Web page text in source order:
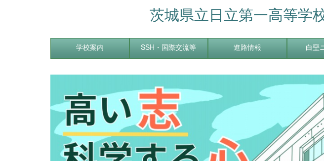
茨城県立日立第一高等学
学校案内 SSH・国際交流等 進路情報 白堊